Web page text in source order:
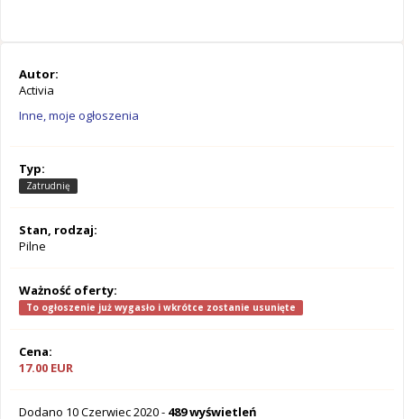
Autor:
Activia
Inne, moje ogłoszenia
Typ:
Zatrudnię
Stan, rodzaj:
Pilne
Ważność oferty:
To ogłoszenie już wygasło i wkrótce zostanie usunięte
Cena:
17.00 EUR
Dodano 10 Czerwiec 2020- 489 wyświetleń